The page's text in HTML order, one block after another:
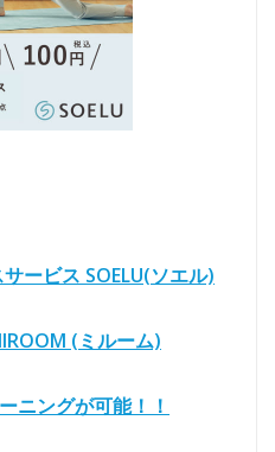
ービス SOELU(ソエル)
(ミルーム)
ニングが可能！！